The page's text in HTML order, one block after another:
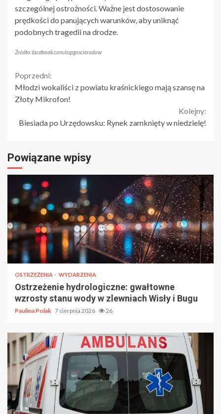
szczególnej ostrożności. Ważne jest dostosowanie
prędkości do panujących warunków, aby uniknąć
podobnych tragedii na drodze.
Źródło: facebook.com/ospgoscieradow
Continue
Reading
Poprzedni:
Młodzi wokaliści z powiatu kraśnickiego mają szansę na
Złoty Mikrofon!
Kolejny:
Biesiada po Urzędowsku: Rynek zamknięty w niedzielę!
Powiązane wpisy
OSTRZEŻENIA WYDARZENIA
Ostrzeżenie hydrologiczne: gwałtowne
wzrosty stanu wody w zlewniach Wisły i Bugu
Paulina Polak 7 sierpnia 2026 26